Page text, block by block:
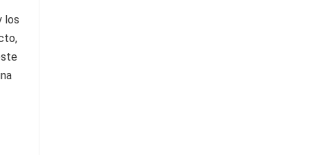
los